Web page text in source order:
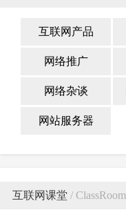
互联网产品
网络推广
网络杂谈
网站服务器
互联网课堂 / ClassRoom